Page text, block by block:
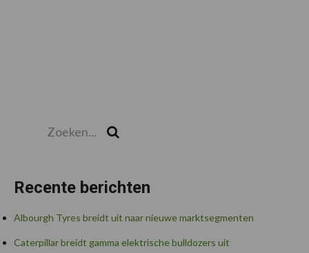
Recente berichten
Albourgh Tyres breidt uit naar nieuwe marktsegmenten
Caterpillar breidt gamma elektrische bulldozers uit